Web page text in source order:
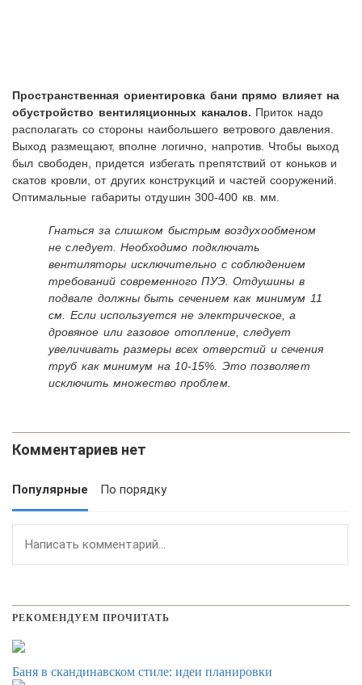
Пространственная ориентировка бани прямо влияет на
обустройство вентиляционных каналов. Приток надо
располагать со стороны наибольшего ветрового давления.
Выход размещают, вполне логично, напротив. Чтобы выход
был свободен, придется избегать препятствий от коньков и
скатов кровли, от других конструкций и частей сооружений.
Оптимальные габариты отдушин 300-400 кв. мм.
Гнаться за слишком быстрым воздухообменом
не следует. Необходимо подключать
вентиляторы исключительно с соблюдением
требований современного ПУЭ. Отдушины в
подвале должны быть сечением как минимум 11
см. Если используется не электрическое, а
дровяное или газовое отопление, следует
увеличивать размеры всех отверстий и сечения
труб как минимум на 10-15%. Это позволяет
исключить множество проблем.
Комментариев нет
Популярные По порядку
РЕКОМЕНДУЕМ ПРОЧИТАТЬ
Баня в скандинавском стиле: идеи планировки